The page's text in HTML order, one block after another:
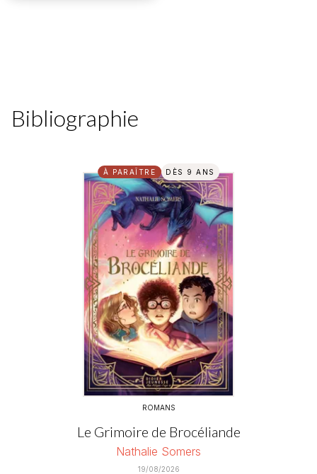
Bibliographie
À PARAÎTRE DÈS 9 ANS
ROMANS
Le Grimoire de Brocéliande
Nathalie Somers
19/08/2026